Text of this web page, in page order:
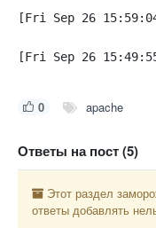
[Fri Sep 26
[Fri Sep 26
0 apache
Ответы на пост (5)
Этот раздел
ответы добавлять